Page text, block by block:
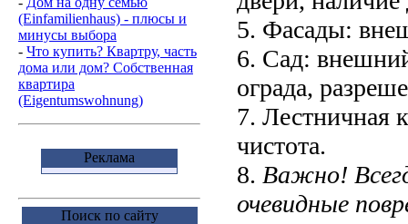
(Einfamilienhaus) - плюсы и
минусы выбора
- Что купить? Квартру, часть
дома или дом? Собственная
квартира
(Eigentumswohnung)
Реклама
Поиск по сайту
5. Фасады:
6. Сад:
ограда,
7. Лестничная
чистота.
8. Важно!
очевидные